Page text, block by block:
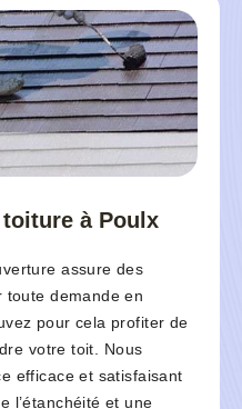
à Poulx
assure des
toute demande en
pour cela profiter de
votre toit. Nous
efficace et satisfaisant
l’étanchéité et une